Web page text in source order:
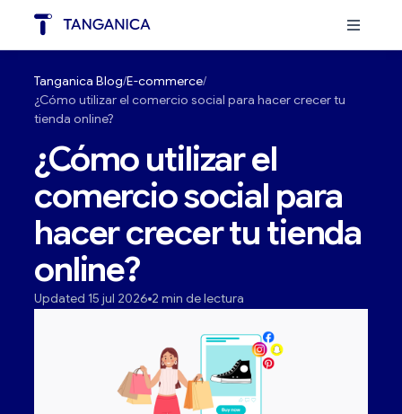
Tanganica Blog E-commerce
¿Cómo utilizar el comercio social para hacer crecer tu
tienda online?
¿Cómo utilizar el
comercio social para
hacer crecer tu tienda
online?
Updated 15 jul 2026 2 min de lectura